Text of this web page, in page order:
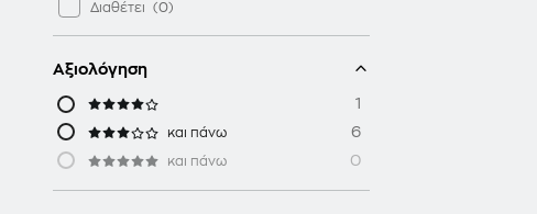
Διαθέτει
Αξιολόγηση
1
και πάνω 6
και πάνω 0